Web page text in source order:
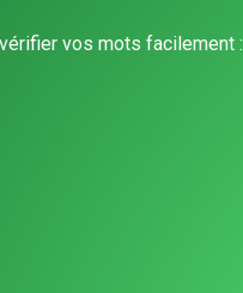
vos mots facilement :